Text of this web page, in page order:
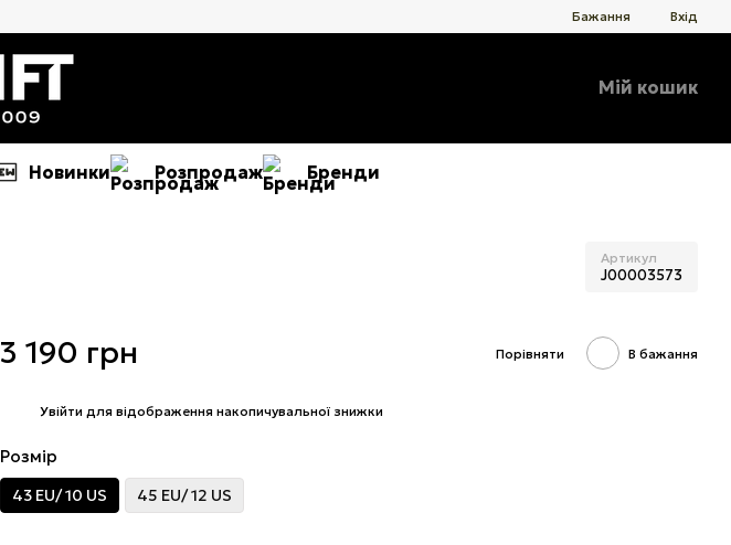
Бажання Вхід
Мій кошик
Новинки Розпродаж Бренди
Артикул
J00003573
3 190 грн Порівняти В бажання
Увійти для відображення накопичувальної знижки
Розмір
43 EU/ 10 US 45 EU/ 12 US